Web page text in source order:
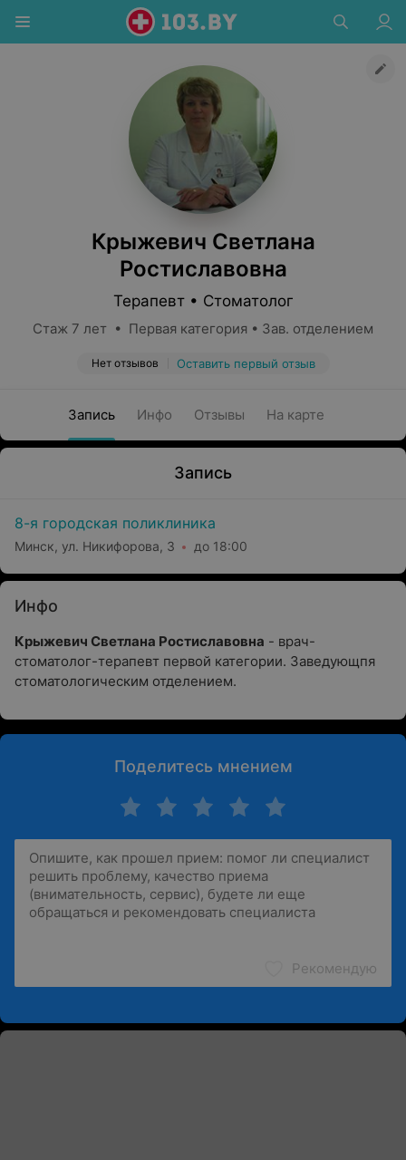
Крыжевич Светлана
Ростиславовна
Терапевт • Стоматолог
Стаж 7 лет • Первая категория • Зав. отделением
Нет отзывов Оставить первый отзыв
Запись Инфо Отзывы На карте
Запись
8-я городская поликлиника
Минск, ул. Никифорова, 3 до 18:00
Инфо
Крыжевич Светлана Ростиславовна - врач-
стоматолог-терапевт первой категории. Заведующпя
стоматологическим отделением.
Поделитесь мнением
Рекомендую